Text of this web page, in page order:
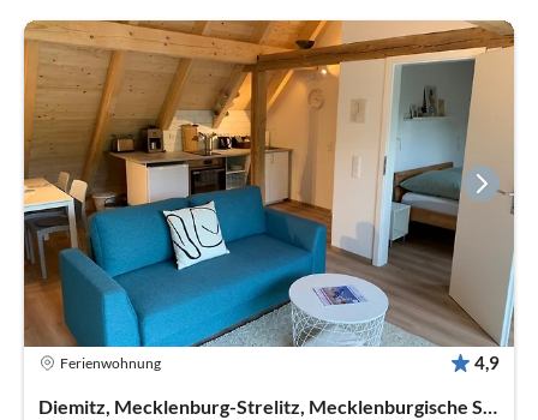
Ferienwohnung 4,9
Diemitz, Mecklenburg-Strelitz, Mecklenburgische Seenplatte